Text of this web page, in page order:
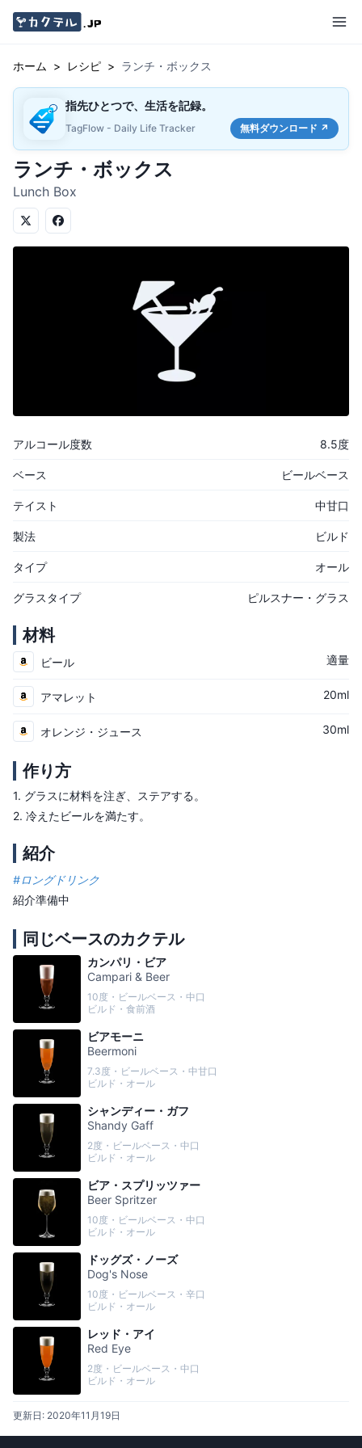
ホーム > レシピ > ランチ・ボックス
指先ひとつで、生活を記録。
TagFlow - Daily Life Tracker 無料ダウンロード ↗
ランチ・ボックス
Lunch Box
アルコール度数 8.5度
ベース ビールベース
テイスト 中甘口
製法 ビルド
タイプ オール
グラスタイプ ピルスナー・グラス
材料
ビール 適量
アマレット 20ml
オレンジ・ジュース 30ml
作り方
1. グラスに材料を注ぎ、ステアする。
2. 冷えたビールを満たす。
紹介
#ロングドリンク
紹介準備中
同じベースのカクテル
カンパリ・ビア
Campari & Beer
10度・ビールベース・中口
ビルド・食前酒
ビアモーニ
Beermoni
7.3度・ビールベース・中甘口
ビルド・オール
シャンディー・ガフ
Shandy Gaff
2度・ビールベース・中口
ビルド・オール
ビア・スプリッツァー
Beer Spritzer
10度・ビールベース・中口
ビルド・オール
ドッグズ・ノーズ
Dog's Nose
10度・ビールベース・辛口
ビルド・オール
レッド・アイ
Red Eye
2度・ビールベース・中口
ビルド・オール
更新日: 2020年11月19日